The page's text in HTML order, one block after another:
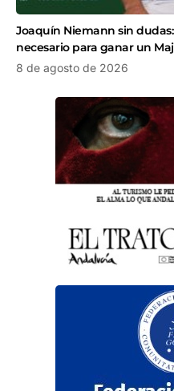
Joaquín Niemann sin
necesario para ganar un
8 de agosto de 2026